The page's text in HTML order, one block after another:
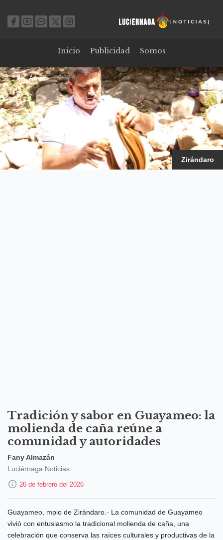
Inicio Publicidad Somos
Atrás
Zirándaro
Tradición y sabor en Guayameo: la
molienda de caña reúne a
comunidad y autoridades
Fany Almazán
Luciérnaga Noticias
26 de febrero del 2026
Guayameo, mpio de Zirándaro.- La comunidad de Guayameo
vivió con entusiasmo la tradicional molienda de caña, una
celebración que conserva las raíces culturales y productivas de la